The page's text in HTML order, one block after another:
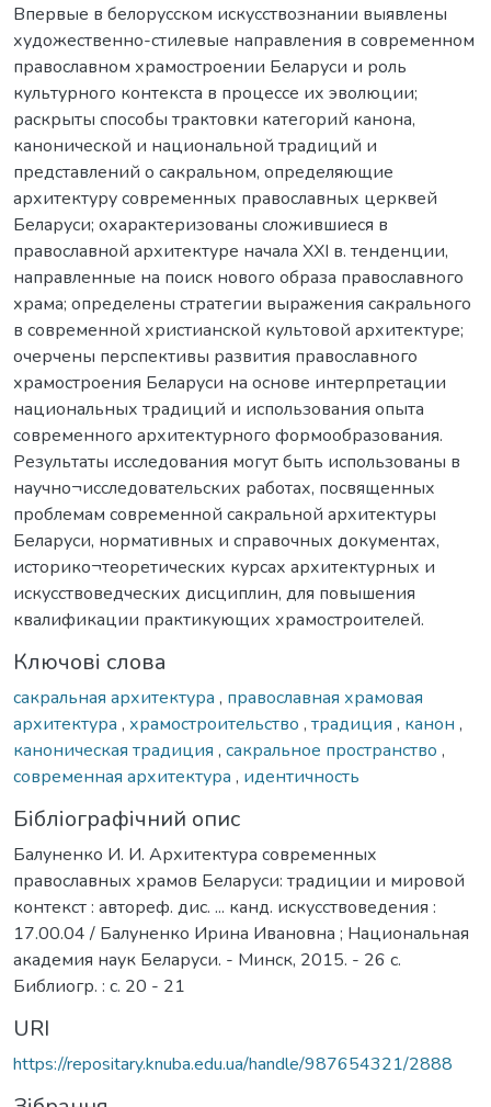
Впервые в белорусском искусствознании выявлены
художественно-стилевые направления в современном
православном храмостроении Беларуси и роль
культурного контекста в процессе их эволюции;
раскрыты способы трактовки категорий канона,
канонической и национальной традиций и
представлений о сакральном, определяющие
архитектуру современных православных церквей
Беларуси; охарактеризованы сложившиеся в
православной архитектуре начала ХХІ в. тенденции,
направленные на поиск нового образа православного
храма; определены стратегии выражения сакрального
в современной христианской культовой архитектуре;
очерчены перспективы развития православного
храмостроения Беларуси на основе интерпретации
национальных традиций и использования опыта
современного архитектурного формообразования.
Результаты исследования могут быть использованы в
научно¬исследовательских работах, посвященных
проблемам современной сакральной архитектуры
Беларуси, нормативных и справочных документах,
историко¬теоретических курсах архитектурных и
искусствоведческих дисциплин, для повышения
квалификации практикующих храмостроителей.
Ключові слова
сакральная архитектура , православная храмовая
архитектура , храмостроительство , традиция , канон ,
каноническая традиция , сакральное пространство ,
современная архитектура , идентичность
Бібліографічний опис
Балуненко И. И. Архитектура современных
православных храмов Беларуси: традиции и мировой
контекст : автореф. дис. ... канд. искусствоведения :
17.00.04 / Балуненко Ирина Ивановна ; Национальная
академия наук Беларуси. - Минск, 2015. - 26 с.
Библиогр. : с. 20 - 21
URI
https://repositary.knuba.edu.ua/handle/987654321/2888